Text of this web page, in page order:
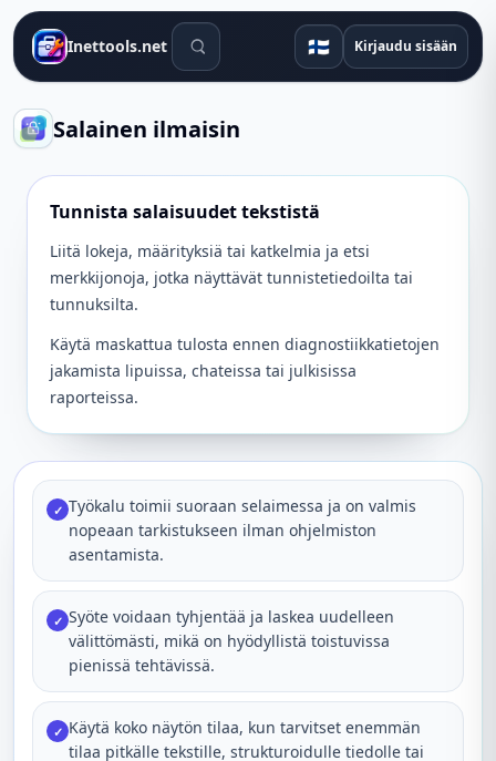
Inettools.net Hakutyökalut 🇫🇮 Kirjaudu sisään
Salainen ilmaisin
Tunnista salaisuudet tekstistä
Liitä lokeja, määrityksiä tai katkelmia ja etsi
merkkijonoja, jotka näyttävät tunnistetiedoilta tai
tunnuksilta.
Käytä maskattua tulosta ennen diagnostiikkatietojen
jakamista lipuissa, chateissa tai julkisissa
raporteissa.
✓ Työkalu toimii suoraan selaimessa ja on valmis
nopeaan tarkistukseen ilman ohjelmiston
asentamista.
✓ Syöte voidaan tyhjentää ja laskea uudelleen
välittömästi, mikä on hyödyllistä toistuvissa
pienissä tehtävissä.
✓ Käytä koko näytön tilaa, kun tarvitset enemmän
tilaa pitkälle tekstille, strukturoidulle tiedolle tai